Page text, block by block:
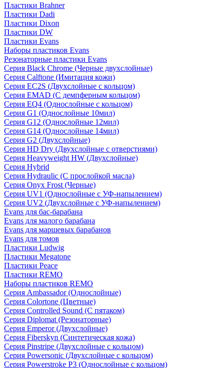
Пластики Brahner
Пластики Dadi
Пластики Dixon
Пластики DW
Пластики Evans
Наборы пластиков Evans
Резонаторные пластики Evans
Серия Black Chrome (Черные двухслойные)
Серия Calftone (Имитация кожи)
Серия EC2S (Двухслойные с кольцом)
Серия EMAD (С демпферным кольцом)
Серия EQ4 (Однослойные с кольцом)
Серия G1 (Однослойные 10мил)
Серия G12 (Однослойные 12мил)
Серия G14 (Однослойные 14мил)
Серия G2 (Двухслойные)
Серия HD Dry (Двухслойные с отверстиями)
Серия Heavyweight HW (Двухслойные)
Серия Hybrid
Серия Hydraulic (С прослойкой масла)
Серия Onyx Frost (Черные)
Серия UV1 (Однослойные с УФ-напылением)
Серия UV2 (Двухслойные с УФ-напылением)
Evans для бас-барабана
Evans для малого барабана
Evans для маршевых барабанов
Evans для томов
Пластики Ludwig
Пластики Megatone
Пластики Peace
Пластики REMO
Наборы пластиков REMO
Серия Ambassador (Однослойные)
Серия Colortone (Цветные)
Серия Controlled Sound (С пятаком)
Серия Diplomat (Резонаторные)
Серия Emperor (Двухслойные)
Серия Fiberskyn (Синтетическая кожа)
Серия Pinstripe (Двухслойные с кольцом)
Серия Powersonic (Двухслойные с кольцом)
Серия Powerstroke P3 (Однослойные с кольцом)